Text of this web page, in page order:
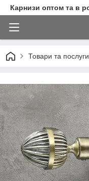
Карнизи оптом та в
Товари та послуги